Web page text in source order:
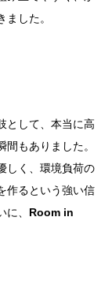
した。
として、本当に高
もありました。
しく、環境負荷の
作るという強い信
、 Room in